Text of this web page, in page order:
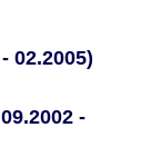
02.2005)
-